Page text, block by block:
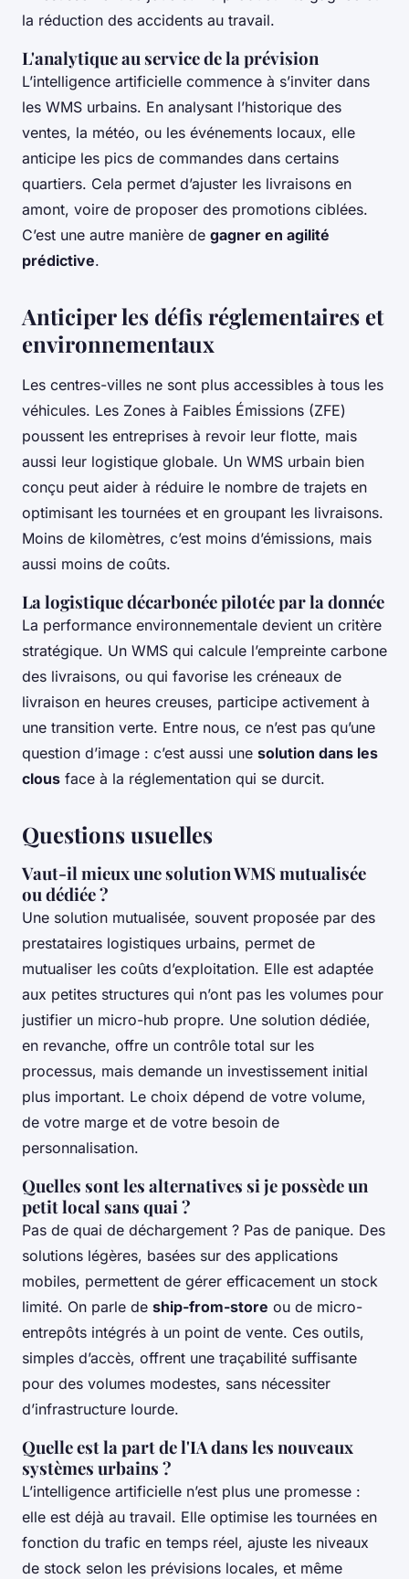
la réduction des accidents au travail.
L'analytique au service de la prévision
L’intelligence artificielle commence à s’inviter dans
les WMS urbains. En analysant l’historique des
ventes, la météo, ou les événements locaux, elle
anticipe les pics de commandes dans certains
quartiers. Cela permet d’ajuster les livraisons en
amont, voire de proposer des promotions ciblées.
C’est une autre manière de gagner en agilité
prédictive.
Anticiper les défis réglementaires et
environnementaux
Les centres-villes ne sont plus accessibles à tous les
véhicules. Les Zones à Faibles Émissions (ZFE)
poussent les entreprises à revoir leur flotte, mais
aussi leur logistique globale. Un WMS urbain bien
conçu peut aider à réduire le nombre de trajets en
optimisant les tournées et en groupant les livraisons.
Moins de kilomètres, c’est moins d’émissions, mais
aussi moins de coûts.
La logistique décarbonée pilotée par la donnée
La performance environnementale devient un critère
stratégique. Un WMS qui calcule l’empreinte carbone
des livraisons, ou qui favorise les créneaux de
livraison en heures creuses, participe activement à
une transition verte. Entre nous, ce n’est pas qu’une
question d’image : c’est aussi une solution dans les
clous face à la réglementation qui se durcit.
Questions usuelles
Vaut-il mieux une solution WMS mutualisée
ou dédiée ?
Une solution mutualisée, souvent proposée par des
prestataires logistiques urbains, permet de
mutualiser les coûts d’exploitation. Elle est adaptée
aux petites structures qui n’ont pas les volumes pour
justifier un micro-hub propre. Une solution dédiée,
en revanche, offre un contrôle total sur les
processus, mais demande un investissement initial
plus important. Le choix dépend de votre volume,
de votre marge et de votre besoin de
personnalisation.
Quelles sont les alternatives si je possède un
petit local sans quai ?
Pas de quai de déchargement ? Pas de panique. Des
solutions légères, basées sur des applications
mobiles, permettent de gérer efficacement un stock
limité. On parle de ship-from-store ou de micro-
entrepôts intégrés à un point de vente. Ces outils,
simples d’accès, offrent une traçabilité suffisante
pour des volumes modestes, sans nécessiter
d’infrastructure lourde.
Quelle est la part de l'IA dans les nouveaux
systèmes urbains ?
L’intelligence artificielle n’est plus une promesse :
elle est déjà au travail. Elle optimise les tournées en
fonction du trafic en temps réel, ajuste les niveaux
de stock selon les prévisions locales, et même